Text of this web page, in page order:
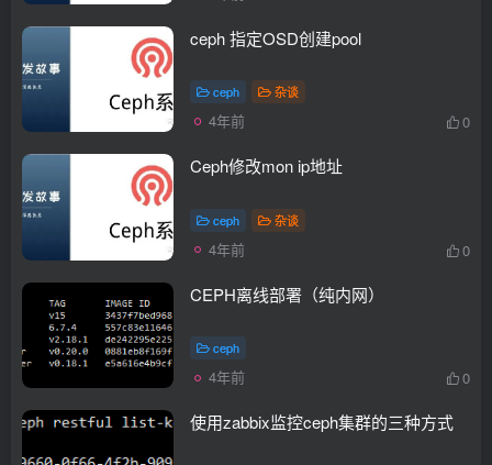
ceph 指定OSD创建pool
ceph 杂谈
4年前 0
Ceph修改mon ip地址
ceph 杂谈
4年前 0
CEPH离线部署（纯内网）
ceph
4年前 0
使用zabbix监控ceph集群的三种方式